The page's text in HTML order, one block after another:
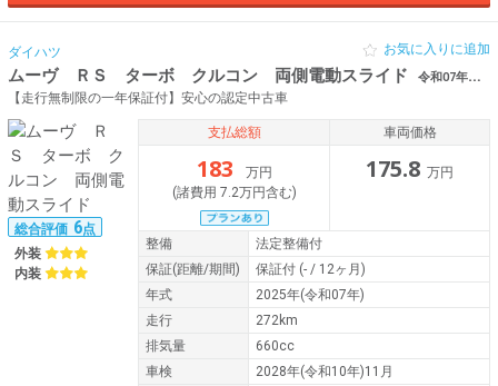
ダイハツ
ムーヴ ＲＳ ターボ クルコン 両側電動スライド 令和07年（2025年） 272km 兵庫県神戸市灘区 コーナーセンサー
【走行無制限の一年保証付】安心の認定中古車
お気に入りに追加
総合評価 6点
外装
内装
支払総額
183
万円
(諸費用 7.2万円含む)
車両価格
175.8 万円
整備
法定整備付
保証(距離/期間) 保証付 (- / 12ヶ月)
年式
2025年(令和07年)
走行
272km
排気量
660cc
車検
2028年(令和10年)11月